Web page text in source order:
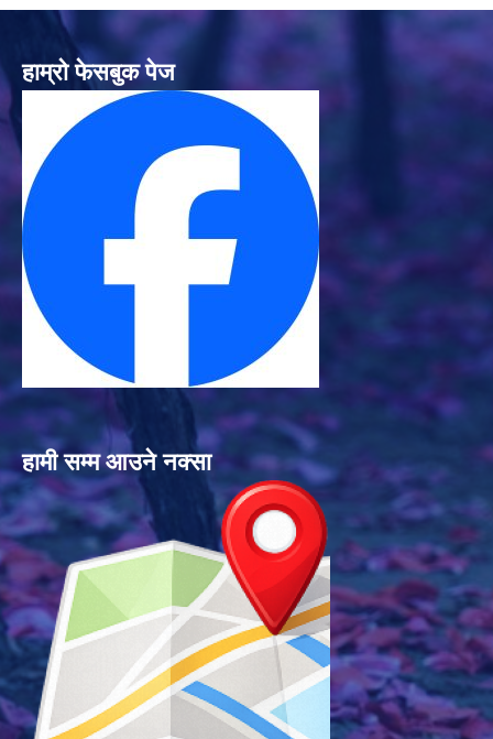
हाम्रो फेसबुक पेज
हामी सम्म आउने नक्सा